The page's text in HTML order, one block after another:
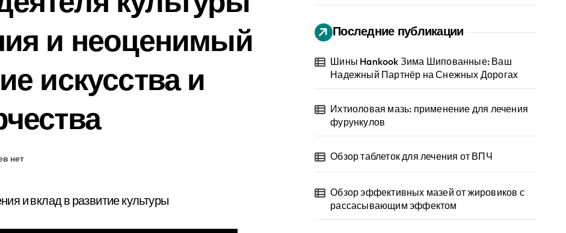
и неоценимый
искусства и
нет
Последние публикации
Шины Hankook Зима Шипованные: Ваш
Надежный Партнёр на Снежных Дорогах
Ихтиоловая мазь: применение для лечения
фурункулов
Обзор таблеток для лечения от ВПЧ
Обзор эффективных мазей от жировиков с
рассасывающим эффектом